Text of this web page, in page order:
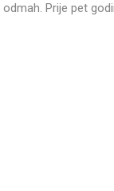
Prije pet